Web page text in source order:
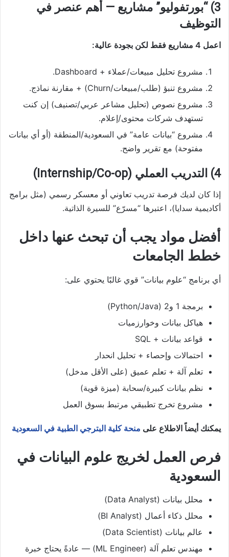
3) “بورتفوليو” مشاريع — أهم عنصر في
التوظيف
اعمل 4 مشاريع فقط لكن بجودة عالية:
مشروع تحليل مبيعات/عملاء + Dashboard.
مشروع تنبؤ (طلب/مبيعات/Churn) + مقارنة نماذج.
مشروع نصوص (تحليل مشاعر عربي/تصنيف) إن كنت
تستهدف شركات محتوى/إعلام.
مشروع “بيانات عامة” في السعودية/المنطقة (أو أي بيانات
مفتوحة) مع تقرير واضح.
4) التدريب العملي (Internship/Co-op)
إذا كان لديك فرصة تدريب تعاوني أو معسكر رسمي (مثل برامج
أكاديمية سدايا)، اعتبرها “مسرّع” للسيرة الذاتية.
أفضل مواد يجب أن تبحث عنها داخل
خطط الجامعات
أي برنامج “علوم بيانات” قوي غالبًا يحتوي على:
برمجة 1 و2 (Python/Java)
هياكل بيانات وخوارزميات
قواعد بيانات + SQL
احتمالات وإحصاء + تحليل انحدار
تعلم آلة + تعلم عميق (على الأقل مدخل)
نظم بيانات كبيرة/سحابة (ميزة قوية)
مشروع تخرج تطبيقي مرتبط بسوق العمل
يمكنك أيضاً الاطلاع على منحة كلية البترجي الطبية في السعودية
فرص العمل لخريج علوم البيانات في
السعودية
محلل بيانات (Data Analyst)
محلل ذكاء أعمال (BI Analyst)
عالم بيانات (Data Scientist)
مهندس تعلم آلة (ML Engineer) — عادةً يحتاج خبرة